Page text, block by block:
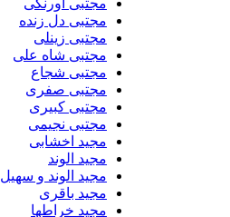
مجتبی اورنگی
مجتبی دل زنده
مجتبی زینلی
مجتبی شاه علی
مجتبی شجاع
مجتبی صفری
مجتبی کبیری
مجتبی نجیمی
مجید اخشابی
مجید الوند‎
مجید الوند و سهیل صداقت
مجید باقری
مجید خراطها